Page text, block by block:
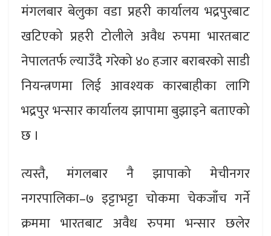
मंगलबार बेलुका वडा प्रहरी कार्यालय भद्रपुरबाट
खटिएको प्रहरी टोलीले अवैध रुपमा भारतबाट
नेपालतर्फ ल्याउँदै गरेको ४० हजार बराबरको साडी
नियन्त्रणमा लिई आवश्यक कारबाहीका लागि
भद्रपुर भन्सार कार्यालय झापामा बुझाइने बताएको
छ ।
त्यस्तै, मंगलबार नै झापाको मेचीनगर
नगरपालिका–७ इट्टाभट्टा चोकमा चेकजाँच गर्ने
क्रममा भारतबाट अवैध रुपमा भन्सार छलेर